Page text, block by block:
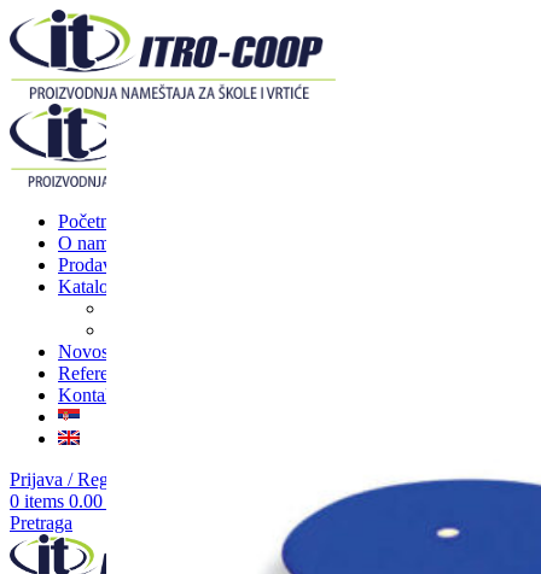
Početna
O nama
Prodavnica
Katalozi
Novosti
Reference
Kontakt
Prijava / Registracija
0 items 0.00
Pretraga